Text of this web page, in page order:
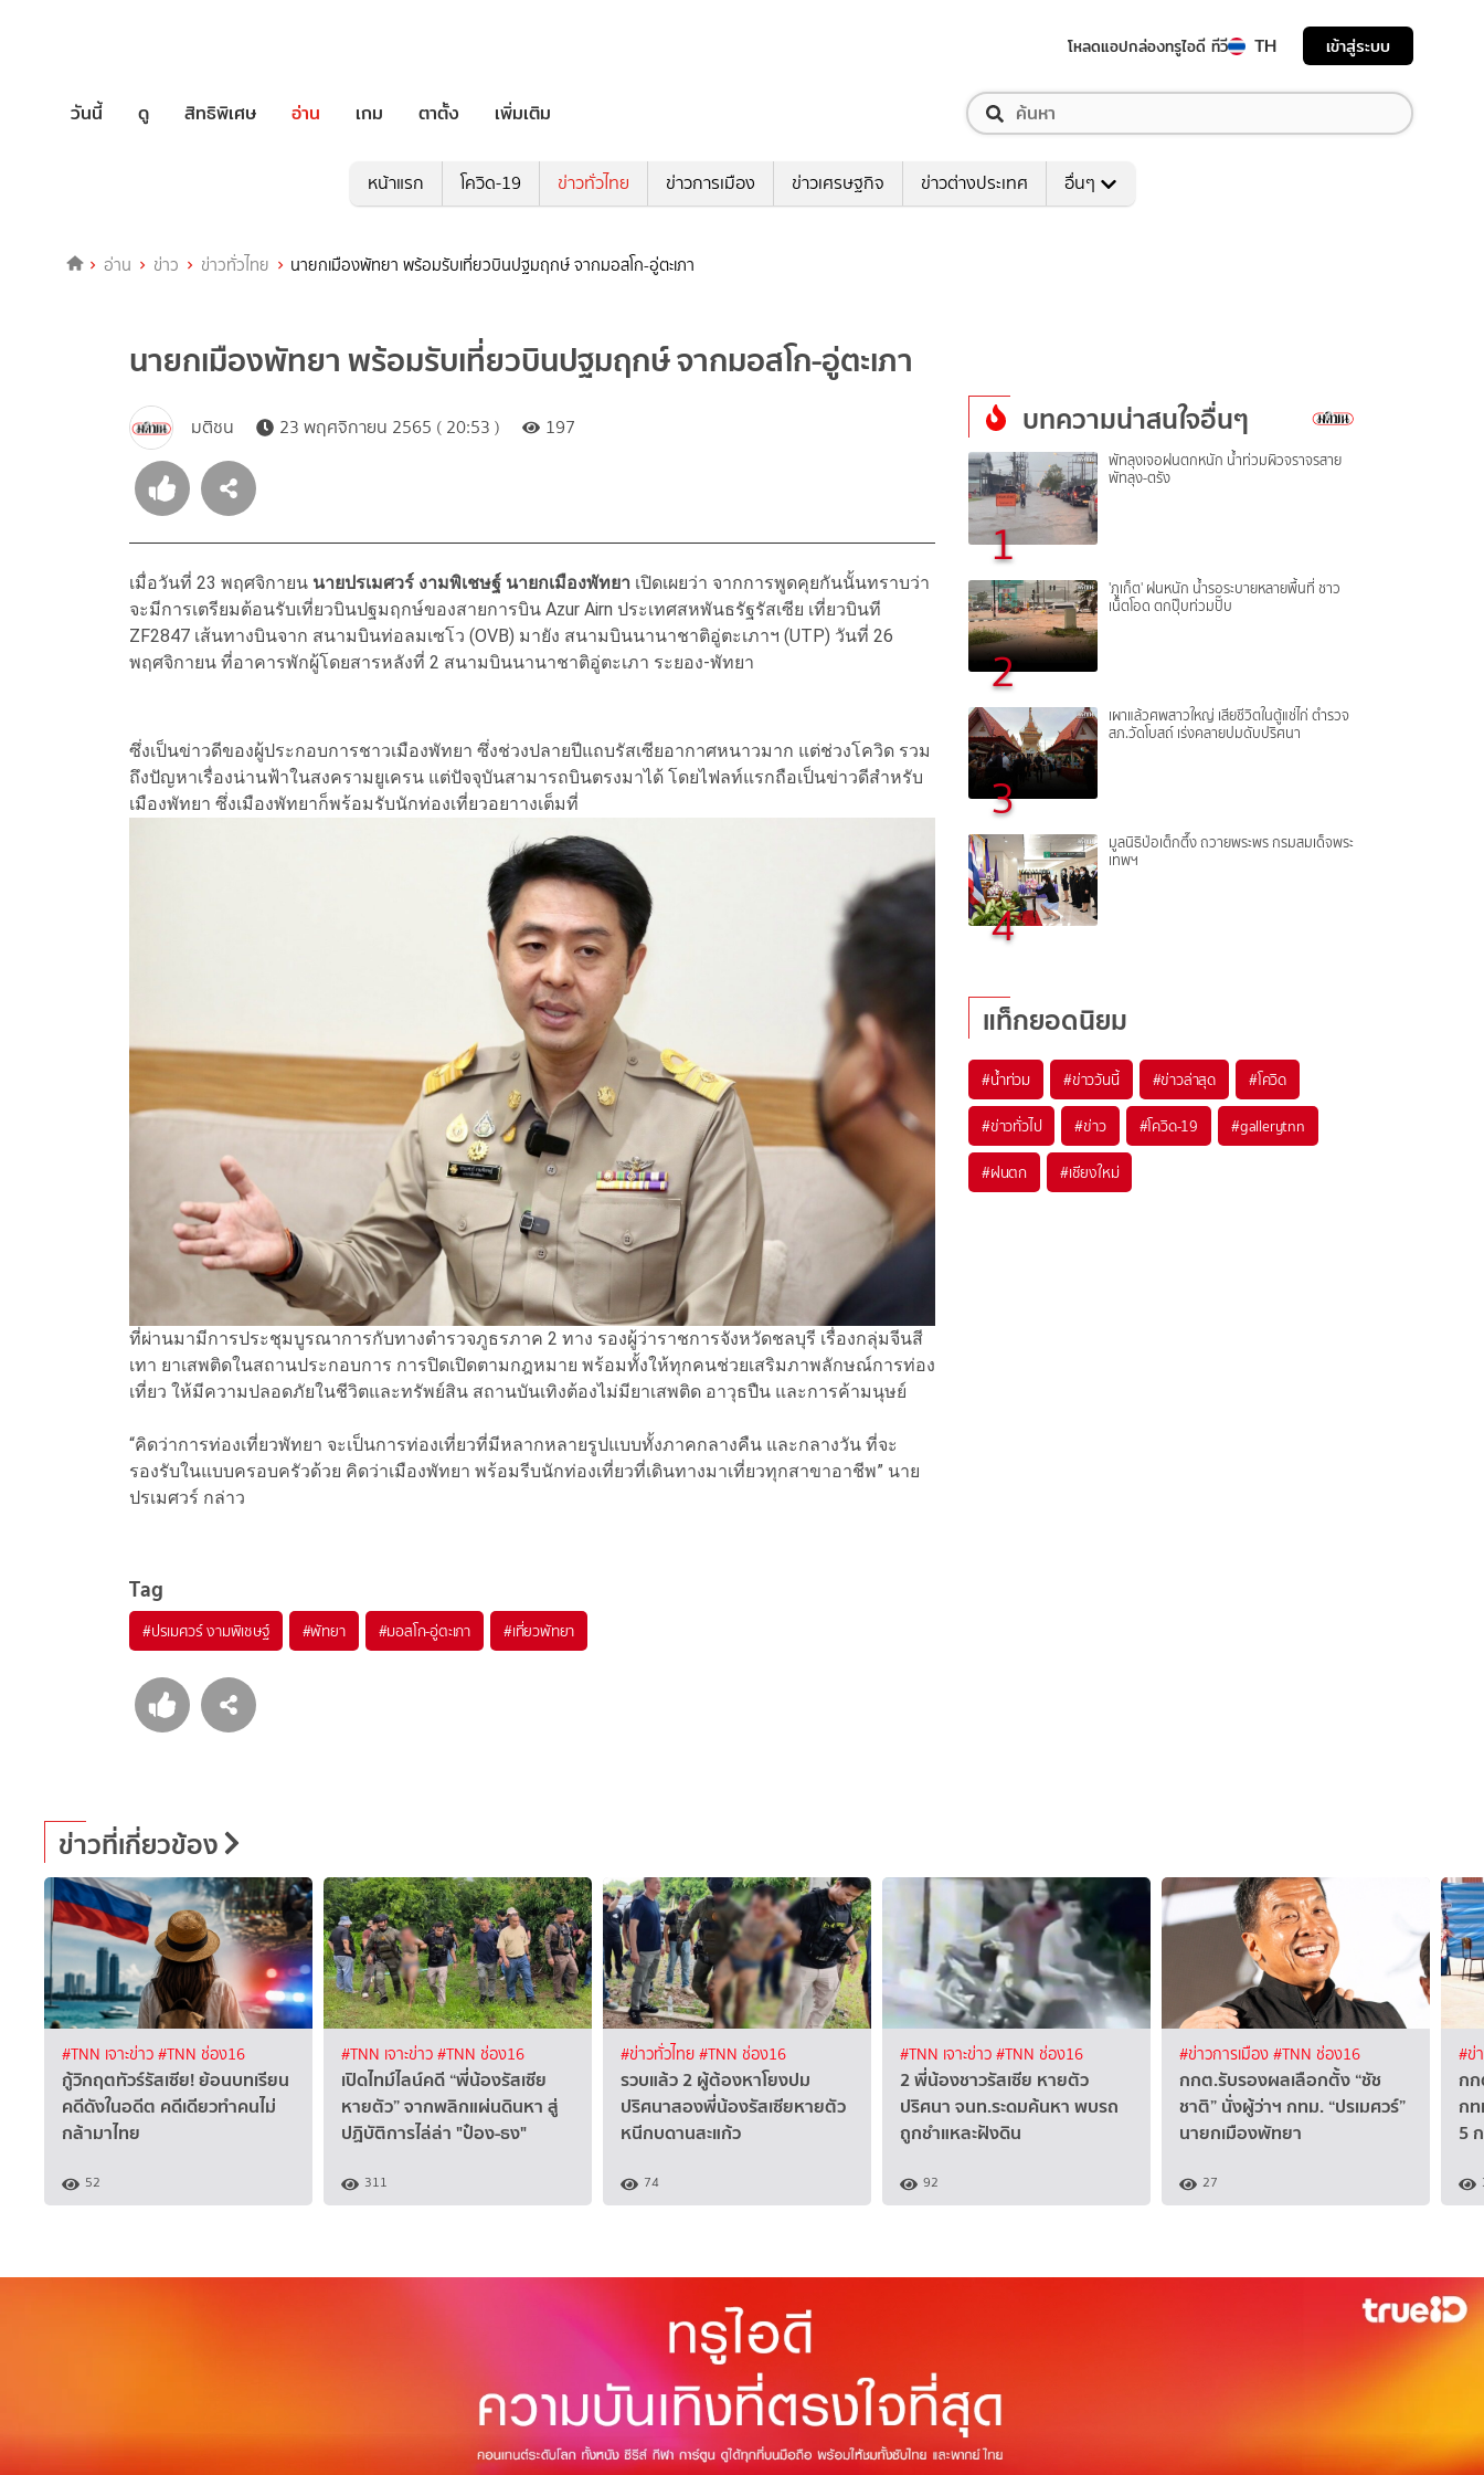
โหลดแอปกล่องทรูไอดี ทีวี TH เข้าสู่ระบบ
วันนี้ ดู สิทธิพิเศษ อ่าน เกม ตาตั้ง เพิ่มเติม
หน้าแรก โควิด-19 ข่าวทั่วไทย ข่าวการเมือง ข่าวเศรษฐกิจ ข่าวต่างประเทศ อื่นๆ
อ่าน ข่าว ข่าวทั่วไทย นายกเมืองพัทยา พร้อมรับเที่ยวบินปฐมฤกษ์ จากมอสโก-อู่ตะเภา
นายกเมืองพัทยา พร้อมรับเที่ยวบินปฐมฤกษ์ จากมอสโก-อู่ตะเภา
มติชน 23 พฤศจิกายน 2565 ( 20:53 ) 197
เมื่อวันที่ 23 พฤศจิกายน นายปรเมศวร์ งามพิเชษฐ์ นายกเมืองพัทยา เปิดเผยว่า จากการพูดคุยกันนั้นทราบว่า
จะมีการเตรียมต้อนรับเที่ยวบินปฐมฤกษ์ของสายการบิน Azur Airn ประเทศสหพันธรัฐรัสเซีย เที่ยวบินที
ZF2847 เส้นทางบินจาก สนามบินท่อลมเซโว (OVB) มายัง สนามบินนานาชาติอู่ตะเภาฯ (UTP) วันที่ 26
พฤศจิกายน ที่อาคารพักผู้โดยสารหลังที่ 2 สนามบินนานาชาติอู่ตะเภา ระยอง-พัทยา
ซึ่งเป็นข่าวดีของผู้ประกอบการชาวเมืองพัทยา ซึ่งช่วงปลายปีแถบรัสเซียอากาศหนาวมาก แต่ช่วงโควิด รวม
ถึงปัญหาเรื่องน่านฟ้าในสงครามยูเครน แต่ปัจจุบันสามารถบินตรงมาได้ โดยไฟลท์แรกถือเป็นข่าวดีสำหรับ
เมืองพัทยา ซึ่งเมืองพัทยาก็พร้อมรับนักท่องเที่ยวอยาางเต็มที่
ที่ผ่านมามีการประชุมบูรณาการกับทางตำรวจภูธรภาค 2 ทาง รองผู้ว่าราชการจังหวัดชลบุรี เรื่องกลุ่มจีนสี
เทา ยาเสพติดในสถานประกอบการ การปิดเปิดตามกฎหมาย พร้อมทั้งให้ทุกคนช่วยเสริมภาพลักษณ์การท่อง
เที่ยว ให้มีความปลอดภัยในชีวิตและทรัพย์สิน สถานบันเทิงต้องไม่มียาเสพติด อาวุธปืน และการค้ามนุษย์
“คิดว่าการท่องเที่ยวพัทยา จะเป็นการท่องเที่ยวที่มีหลากหลายรูปแบบทั้งภาคกลางคืน และกลางวัน ที่จะ
รองรับในแบบครอบครัวด้วย คิดว่าเมืองพัทยา พร้อมรีบนักท่องเที่ยวที่เดินทางมาเที่ยวทุกสาขาอาชีพ” นาย
ปรเมศวร์ กล่าว
Tag
#ปรเมศวร์ งามพิเชษฐ์ #พัทยา #มอสโก-อู่ตะเภา #เที่ยวพัทยา
บทความน่าสนใจอื่นๆ
1
พัทลุงเจอฝนตกหนัก น้ำท่วมผิวจราจรสาย
พัทลุง-ตรัง
2
'ภูเก็ต' ฝนหนัก น้ำรอระบายหลายพื้นที่ ชาว
เน็ตโอด ตกปุ๊บท่วมปั๊บ
3
เผาแล้วศพสาวใหญ่ เสียชีวิตในตู้แช่ไก่ ตำรวจ
สภ.วัดโบสถ์ เร่งคลายปมดับปริศนา
4
มูลนิธิป่อเต็กตึ๊ง ถวายพระพร กรมสมเด็จพระ
เทพฯ
แท็กยอดนิยม
#น้ำท่วม #ข่าววันนี้ #ข่าวล่าสุด #โควิด
#ข่าวทั่วไป #ข่าว #โควิด-19 #gallerytnn
#ฝนตก #เชียงใหม่
ข่าวที่เกี่ยวข้อง
#TNN เจาะข่าว#TNN ช่อง16
กู้วิกฤตทัวร์รัสเซีย! ย้อนบทเรียน
คดีดังในอดีต คดีเดียวทำคนไม่
กล้ามาไทย
52
#TNN เจาะข่าว#TNN ช่อง16
เปิดไทม์ไลน์คดี “พี่น้องรัสเซีย
หายตัว” จากพลิกแผ่นดินหา สู่
ปฏิบัติการไล่ล่า "ป๋อง-ธง"
311
#ข่าวทั่วไทย#TNN ช่อง16
รวบแล้ว 2 ผู้ต้องหาโยงปม
ปริศนาสองพี่น้องรัสเซียหายตัว
หนีกบดานสะแก้ว
74
#TNN เจาะข่าว#TNN ช่อง16
2 พี่น้องชาวรัสเซีย หายตัว
ปริศนา จนท.ระดมค้นหา พบรถ
ถูกชำแหละฝังดิน
92
#ข่าวการเมือง#TNN ช่อง16
กกต.รับรองผลเลือกตั้ง “ชัช
ชาติ” นั่งผู้ว่าฯ กทม. “ปรเมศวร์”
นายกเมืองพัทยา
27
#ข่
กก
กท
5